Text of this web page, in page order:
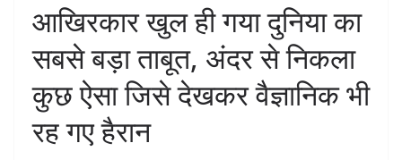
आखिरकार खुल ही गया दुनिया का
सबसे बड़ा ताबूत, अंदर से निकला
कुछ ऐसा जिसे देखकर वैज्ञानिक भी
रह गए हैरान